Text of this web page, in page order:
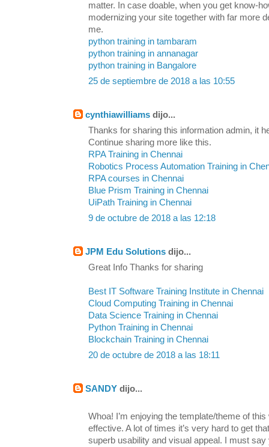
matter. In case doable, when you get know-
modernizing your site together with far more
me.
python training in tambaram
python training in annanagar
python training in Bangalore
25 de septiembre de 2018 a las 10:55
cynthiawilliams dijo...
Thanks for sharing this information admin, it
Continue sharing more like this.
RPA Training in Chennai
Robotics Process Automation Training in
RPA courses in Chennai
Blue Prism Training in Chennai
UiPath Training in Chennai
9 de octubre de 2018 a las 12:18
JPM Edu Solutions dijo...
Great Info Thanks for sharing
Best IT Software Training Institute in Chennai
Cloud Computing Training in Chennai
Data Science Training in Chennai
Python Training in Chennai
Blockchain Training in Chennai
20 de octubre de 2018 a las 18:11
SANDY dijo...
Whoa! I’m enjoying the template/theme of
effective. A lot of times it’s very hard to get
superb usability and visual appeal. I must say